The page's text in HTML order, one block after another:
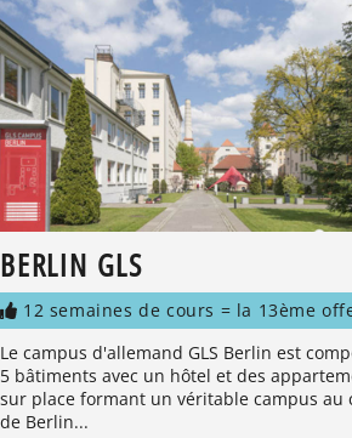
BERLIN GLS
12 semaines de cours = la 13ème
Le campus d'allemand GLS Berlin est
5 bâtiments avec un hôtel et des
sur place formant un véritable campus
de Berlin...